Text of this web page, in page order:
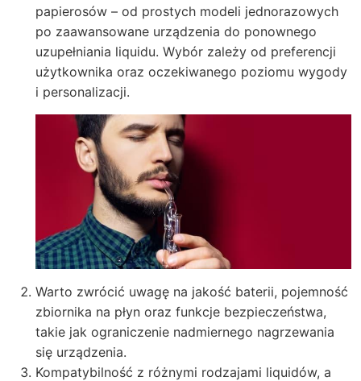
papierosów – od prostych modeli jednorazowych
po zaawansowane urządzenia do ponownego
uzupełniania liquidu. Wybór zależy od preferencji
użytkownika oraz oczekiwanego poziomu wygody
i personalizacji.
Warto zwrócić uwagę na jakość baterii, pojemność
zbiornika na płyn oraz funkcje bezpieczeństwa,
takie jak ograniczenie nadmiernego nagrzewania
się urządzenia.
Kompatybilność z różnymi rodzajami liquidów, a